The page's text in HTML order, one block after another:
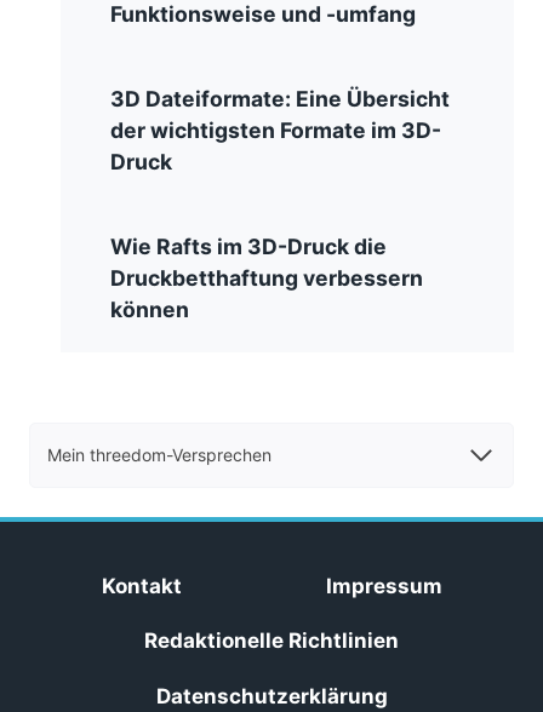
Funktionsweise und -umfang
3D Dateiformate: Eine Übersicht
der wichtigsten Formate im 3D-
Druck
Wie Rafts im 3D-Druck die
Druckbetthaftung verbessern
können
Mein threedom-Versprechen
Kontakt Impressum
Redaktionelle Richtlinien
Datenschutzerklärung